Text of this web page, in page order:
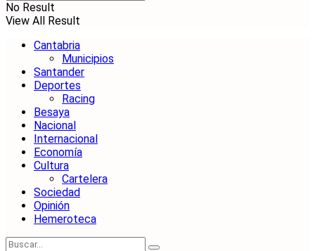
No Result
View All Result
Cantabria
Municipios
Santander
Deportes
Racing
Besaya
Nacional
Internacional
Economía
Cultura
Cartelera
Sociedad
Opinión
Hemeroteca